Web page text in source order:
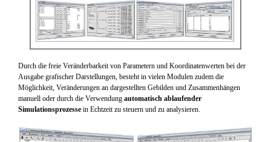
Durch die freie Veränderbarkeit von Parametern und Koordinatenwerten bei der
Ausgabe grafischer Darstellungen, besteht in vielen Modulen zudem die
Möglichkeit, Veränderungen an dargestellten Gebilden und Zusammenhängen
manuell oder durch die Verwendung automatisch ablaufender
Simulationsprozesse in Echtzeit zu steuern und zu analysieren.